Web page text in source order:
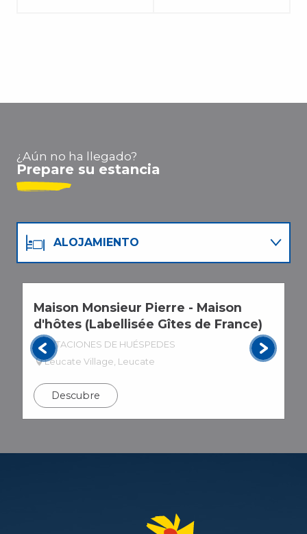
¿Aún no ha llegado?
Prepare su estancia
ALOJAMIENTO
RESTAURANTES
AGENDA
Maison Monsieur Pierre - Maison
d'hôtes (Labellisée Gîtes de France)
HABITACIONES DE HUÉSPEDES
Leucate Village, Leucate
Descubre